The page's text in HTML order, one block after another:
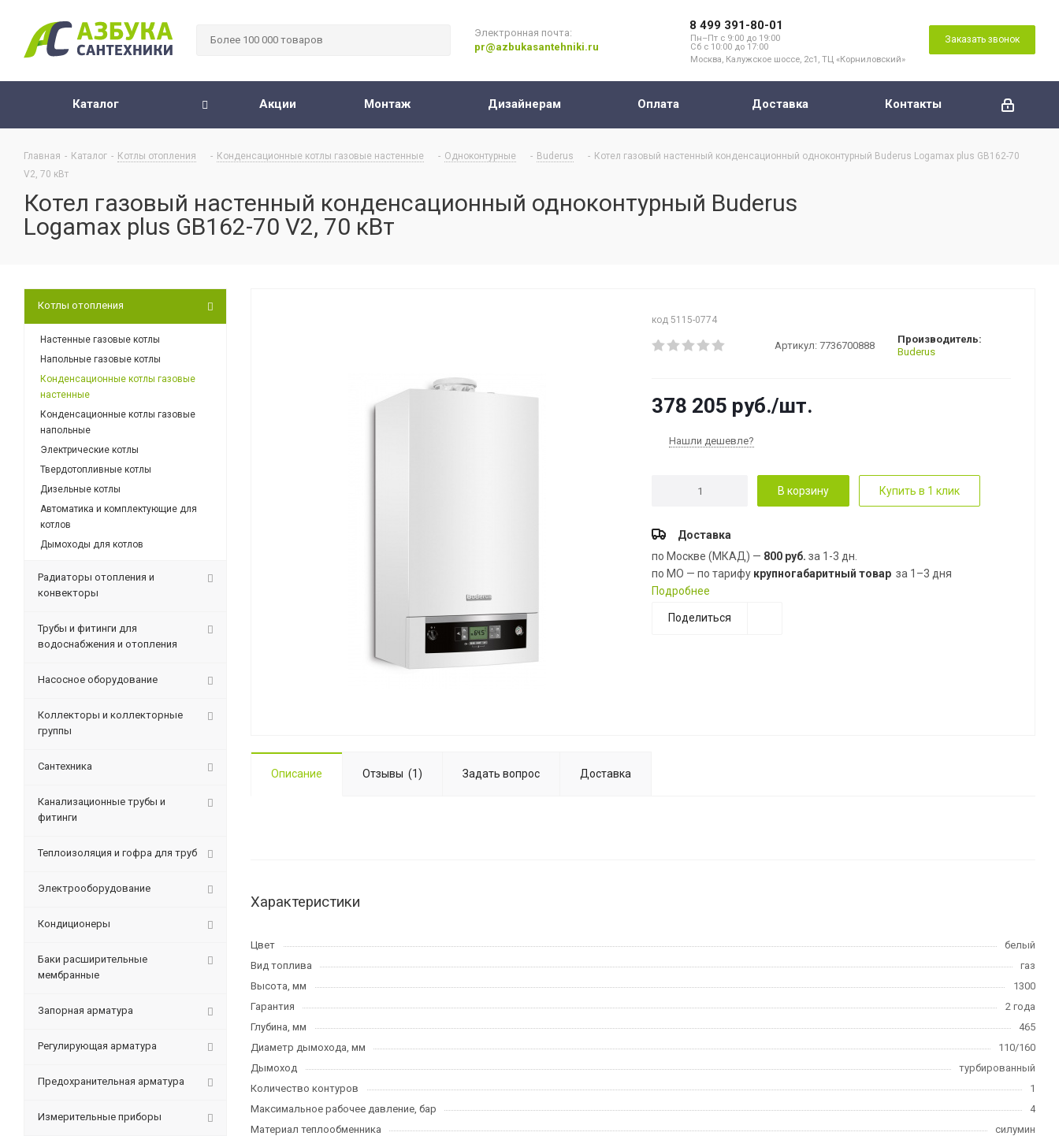
Электронная почта:
pr@azbukasantehniki.ru
8 499 391-80-01
Пн–Пт с 9:00 до 19:00
Сб с 10:00 до 17:00
Москва, Калужское шоссе, 2с1, ТЦ «Корниловский»
Заказать звонок
Каталог Акции Монтаж Дизайнерам Оплата Доставка Контакты
Главная - Каталог - Котлы отопления - Конденсационные котлы газовые настенные - Одноконтурные - Buderus - Котел газовый настенный конденсационный одноконтурный Buderus Logamax plus GB162-70
V2, 70 кВт
Котел газовый настенный конденсационный одноконтурный Buderus
Logamax plus GB162-70 V2, 70 кВт
код 5115-0774
Артикул: 7736700888
Производитель:
Buderus
378 205 руб./шт.
Нашли дешевле?
В корзину Купить в 1 клик
Доставка
по Москве (МКАД) — 800 руб. за 1-3 дн.
по МО — по тарифу крупногабаритный товар за 1–3 дня
Подробнее
Поделиться
Описание Отзывы (1) Задать вопрос Доставка
Характеристики
Цвет
белый
Вид топлива
газ
Высота, мм
1300
Гарантия
2 года
Глубина, мм
465
Диаметр дымохода, мм
110/160
Дымоход
турбированный
Количество контуров
1
Максимальное рабочее давление, бар
4
Материал теплообменника
силумин
Котлы отопления
Настенные газовые котлы
Напольные газовые котлы
Конденсационные котлы газовые
настенные
Конденсационные котлы газовые
напольные
Электрические котлы
Твердотопливные котлы
Дизельные котлы
Автоматика и комплектующие для
котлов
Дымоходы для котлов
Радиаторы отопления и
конвекторы
Трубы и фитинги для
водоснабжения и отопления
Насосное оборудование
Коллекторы и коллекторные
группы
Сантехника
Канализационные трубы и
фитинги
Теплоизоляция и гофра для труб
Электрооборудование
Кондиционеры
Баки расширительные
мембранные
Запорная арматура
Регулирующая арматура
Предохранительная арматура
Измерительные приборы